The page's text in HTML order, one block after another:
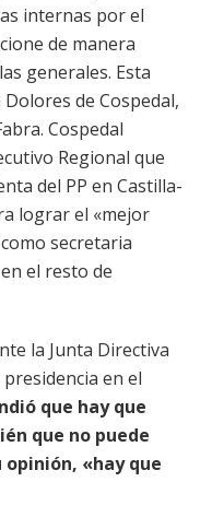
internas por el
de manera
generales. Esta
de Cospedal,
Cospedal
Regional que
del PP en Castilla-
lograr el «mejor
secretaria
el resto de
la Junta Directiva
en el
que hay que
que no puede
opinión, «hay que